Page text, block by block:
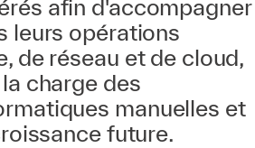
afin d'accompagner
leurs opérations
de réseau et de cloud,
charge des
manuelles et
future.